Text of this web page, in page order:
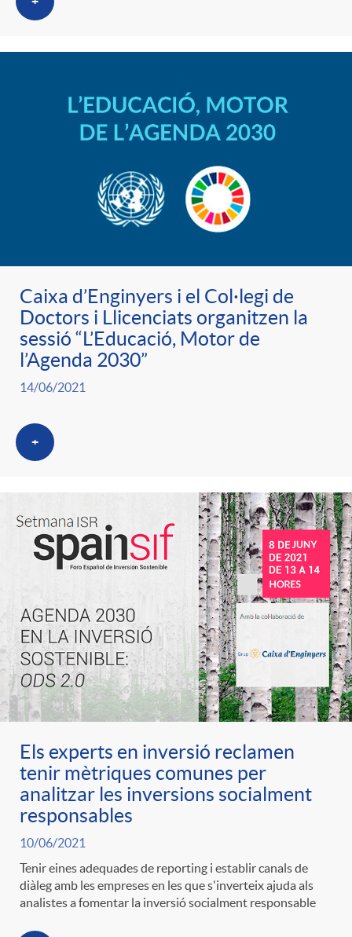
Caixa d’Enginyers i el Col·legi de
Doctors i Llicenciats organitzen la
sessió “L’Educació, Motor de
l’Agenda 2030”
14/06/2021
+
Els experts en inversió reclamen
tenir mètriques comunes per
analitzar les inversions socialment
responsables
10/06/2021
Tenir eines adequades de reporting i establir canals de
diàleg amb les empreses en les que s'inverteix ajuda als
analistes a fomentar la inversió socialment responsable